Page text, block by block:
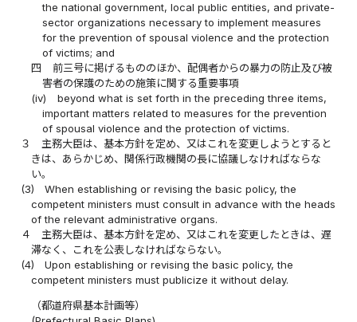
the national government, local public entities, and private-
sector organizations necessary to implement measures
for the prevention of spousal violence and the protection
of victims; and
四
前三号に掲げるもののほか、配偶者からの暴力の防止及び被
害者の保護のための施策に関する重要事項
(iv)
beyond what is set forth in the preceding three items,
important matters related to measures for the prevention
of spousal violence and the protection of victims.
３
主務大臣は、基本方針を定め、又はこれを変更しようとすると
きは、あらかじめ、関係行政機関の長に協議しなければならな
い。
(3)
When establishing or revising the basic policy, the
competent ministers must consult in advance with the heads
of the relevant administrative organs.
４
主務大臣は、基本方針を定め、又はこれを変更したときは、遅
滞なく、これを公表しなければならない。
(4)
Upon establishing or revising the basic policy, the
competent ministers must publicize it without delay.
（都道府県基本計画等）